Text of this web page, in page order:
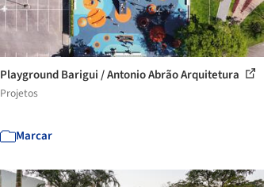
Playground Barigui / Antonio Abrão Arquitetura
Projetos
Marcar